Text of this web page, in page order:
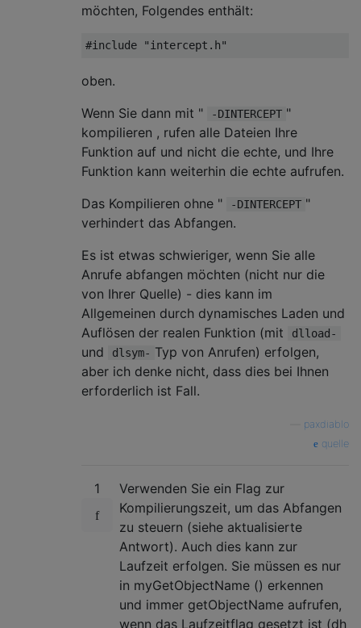
möchten, Folgendes enthält:
#include "intercept.h"
oben.
Wenn Sie dann mit "
-DINTERCEPT "
kompilieren , rufen alle Dateien Ihre
Funktion auf und nicht die echte, und Ihre
Funktion kann weiterhin die echte aufrufen.
Das Kompilieren ohne "
-DINTERCEPT "
verhindert das Abfangen.
Es ist etwas schwieriger, wenn Sie alle
Anrufe abfangen möchten (nicht nur die
von Ihrer Quelle) - dies kann im
Allgemeinen durch dynamisches Laden und
Auflösen der realen Funktion (mit
dlload-
und dlsym- Typ von Anrufen) erfolgen,
aber ich denke nicht, dass dies bei Ihnen
erforderlich ist Fall.
paxdiablo
quelle
1
Verwenden Sie ein Flag zur
Kompilierungszeit, um das Abfangen
zu steuern (siehe aktualisierte
Antwort). Auch dies kann zur
Laufzeit erfolgen. Sie müssen es nur
in myGetObjectName () erkennen
und immer getObjectName aufrufen,
wenn das Laufzeitflag gesetzt ist (dh